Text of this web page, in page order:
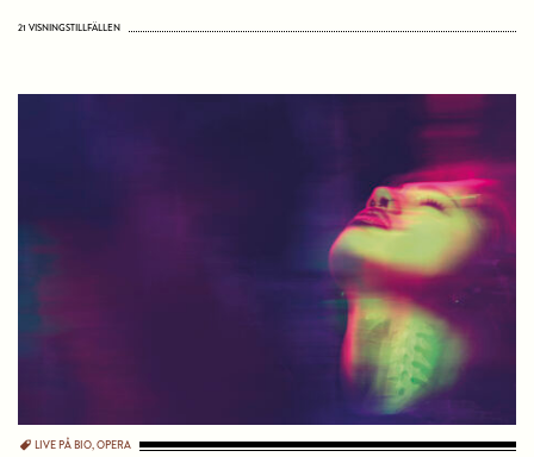
21 VISNINGSTILLFÄLLEN
LIVE PÅ BIO,OPERA